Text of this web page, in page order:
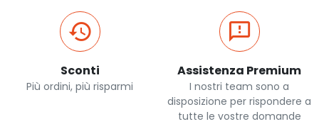
Sconti
Più ordini, più risparmi
Assistenza Premium
I nostri team sono a
disposizione per rispondere a
tutte le vostre domande